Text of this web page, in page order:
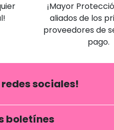
¡Mayor
aliados de los
proveedores de
pago.
sociales!
boletínes